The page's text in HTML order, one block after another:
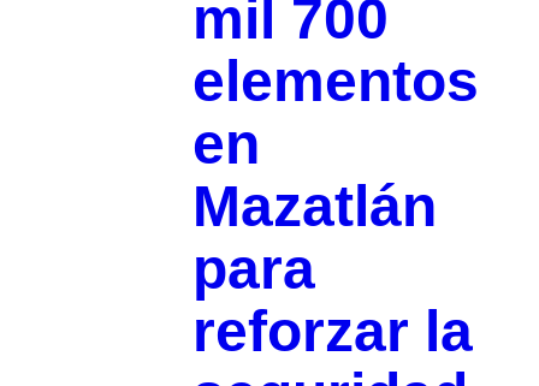
mil 700
elementos
en
Mazatlán
para
reforzar la